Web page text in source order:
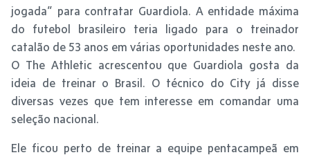
jogada” para contratar Guardiola. A entidade máxima
do futebol brasileiro teria ligado para o treinador
catalão de 53 anos em várias oportunidades neste ano.
O The Athletic acrescentou que Guardiola gosta da
ideia de treinar o Brasil. O técnico do City já disse
diversas vezes que tem interesse em comandar uma
seleção nacional.
Ele ficou perto de treinar a equipe pentacampeã em